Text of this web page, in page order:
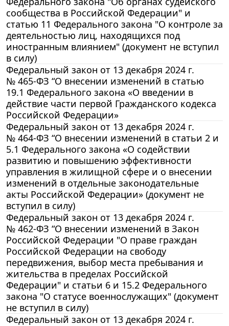
сообщества в Российской Федерации" и
статью 11 Федерального закона "О контроле за
деятельностью лиц, находящихся под
иностранным влиянием" (документ не вступил
в силу)
Федеральный закон от 13 декабря 2024 г.
№ 465-ФЗ “О внесении изменений в статью
19.1 Федерального закона «О введении в
действие части первой Гражданского кодекса
Российской Федерации»
Федеральный закон от 13 декабря 2024 г.
№ 464-ФЗ “О внесении изменений в статьи 2 и
5.1 Федерального закона «О содействии
развитию и повышению эффективности
управления в жилищной сфере и о внесении
изменений в отдельные законодательные
акты Российской Федерации» (документ не
вступил в силу)
Федеральный закон от 13 декабря 2024 г.
№ 462-ФЗ “О внесении изменений в Закон
Российской Федерации "О праве граждан
Российской Федерации на свободу
передвижения, выбор места пребывания и
жительства в пределах Российской
Федерации" и статьи 6 и 15.2 Федерального
закона "О статусе военнослужащих" (документ
не вступил в силу)
Федеральный закон от 13 декабря 2024 г.